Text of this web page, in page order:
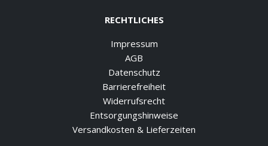
RECHTLICHES
Impressum
AGB
Datenschutz
Barrierefreiheit
Widerrufsrecht
Entsorgungshinweise
Versandkosten & Lieferzeiten